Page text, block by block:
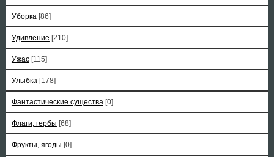
Уборка [86]
Удивление [210]
Ужас [115]
Улыбка [178]
Фантастические существа [0]
Флаги, гербы [68]
Фрукты, ягоды [0]